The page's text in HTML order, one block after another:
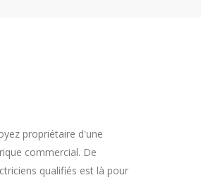
propriétaire d'une
commercial. De
qualifiés est là pour